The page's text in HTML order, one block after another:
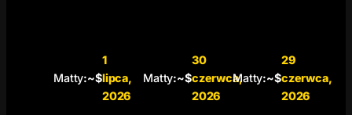
Matty:~$
1
lipca,
2026
Matty:~$
30
czerwca,
2026
Matty:~$
29
czerwca,
2026